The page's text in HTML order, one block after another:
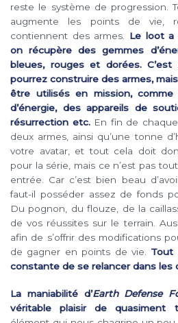
reste le système de progression.
augmente les points de vie,
contiennent des armes. Le loot a
on récupère des gemmes
bleues, rouges et dorées.
pourrez construire des armes,
être utilisés en mission,
d’énergie, des appareils de
résurrection etc.En fin de chaque
deux armes, ainsi qu’une tonne
votre avatar, et tout cela doit
pour la série, mais ce n’est pas
entrée. Car c’est bien beau
faut-il posséder assez de fonds
Du pognon, du flouze, de la
de vos réussites sur le terrain.
afin de s’offrir des modifications
de gagner en points de vie. Tout
constante de se relancer dans les
La maniabilité d’Earth Defense
véritable plaisir de quasiment